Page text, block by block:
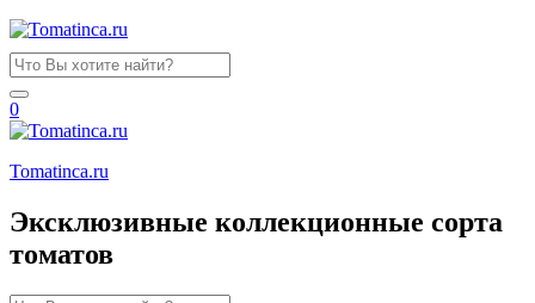
0
Tomatinсa.ru
Эксклюзивные коллекционные сорта
томатов